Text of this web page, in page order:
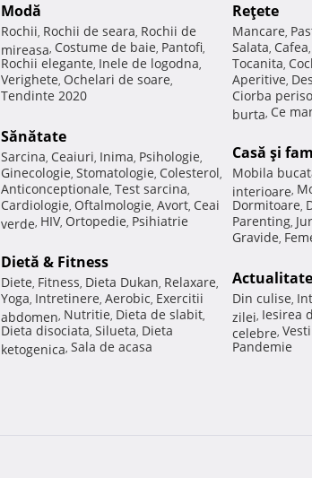
Modă
Rochii, Rochii de seara, Rochii de
mireasa, Costume de baie, Pantofi,
Rochii elegante, Inele de logodna,
Verighete, Ochelari de soare,
Tendinte 2020
Sănătate
Sarcina, Ceaiuri, Inima, Psihologie,
Ginecologie, Stomatologie, Colesterol,
Anticonceptionale, Test sarcina,
Cardiologie, Oftalmologie, Avort, Ceai
verde, HIV, Ortopedie, Psihiatrie
Dietă & Fitness
Diete, Fitness, Dieta Dukan, Relaxare,
Yoga, Intretinere, Aerobic, Exercitii
abdomen, Nutritie, Dieta de slabit,
Dieta disociata, Silueta, Dieta
ketogenica, Sala de acasa
Reţete
Mancare,
Salata, Cafea,
Tocanita,
Aperitive,
Ciorba
burta, Ce
Casă şi
Mobila
interioare,
Dormitoare,
Parenting,
Gravide,
Actualitate
Din culise,
zilei, Iesirea
celebre,
Pandemie